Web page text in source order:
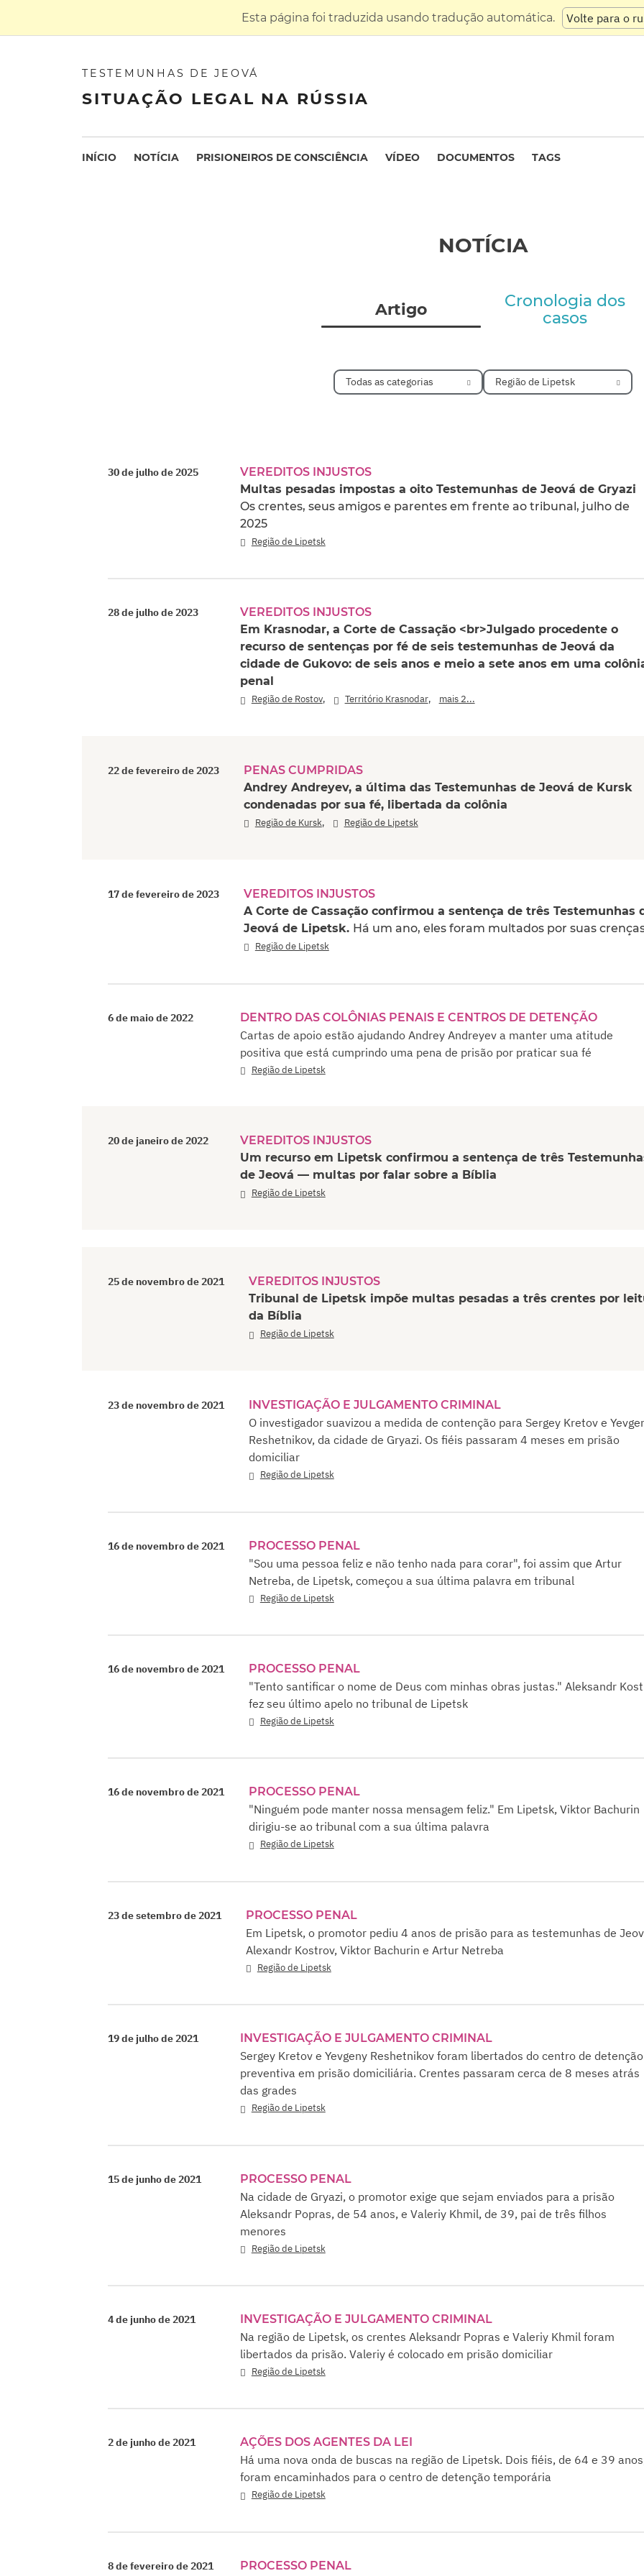
Esta página foi traduzida usando tradução automática. Volte para o
TESTEMUNHAS DE JEOVÁ
SITUAÇÃO LEGAL NA RÚSSIA
INÍCIO NOTÍCIA PRISIONEIROS DE CONSCIÊNCIA VÍDEO DOCUMENTOS TAGS
NOTÍCIA
Artigo
Cronologia dos
casos
Todas as categorias Região de Lipetsk
30 de julho de 2025
VEREDITOS INJUSTOS
Multas pesadas impostas a oito Testemunhas de Jeová de Gryazi
Os crentes, seus amigos e parentes em frente ao tribunal, julho de
2025
Região de Lipetsk
28 de julho de 2023
VEREDITOS INJUSTOS
Em Krasnodar, a Corte de Cassação <br>Julgado procedente o
recurso de sentenças por fé de seis testemunhas de Jeová da
cidade de Gukovo: de seis anos e meio a sete anos em uma
penal
Região de Rostov, Território Krasnodar, mais 2...
22 de fevereiro de 2023
PENAS CUMPRIDAS
Andrey Andreyev, a última das Testemunhas de Jeová de Kursk
condenadas por sua fé, libertada da colônia
Região de Kursk, Região de Lipetsk
17 de fevereiro de 2023
VEREDITOS INJUSTOS
A Corte de Cassação confirmou a sentença de três Testemunhas
Jeová de Lipetsk. Há um ano, eles foram multados por suas
Região de Lipetsk
6 de maio de 2022 DENTRO DAS COLÔNIAS PENAIS E CENTROS DE DETENÇÃO
Cartas de apoio estão ajudando Andrey Andreyev a manter uma atitude
positiva que está cumprindo uma pena de prisão por praticar sua fé
Região de Lipetsk
20 de janeiro de 2022
VEREDITOS INJUSTOS
Um recurso em Lipetsk confirmou a sentença de três
de Jeová — multas por falar sobre a Bíblia
Região de Lipetsk
25 de novembro de 2021
VEREDITOS INJUSTOS
Tribunal de Lipetsk impõe multas pesadas a três crentes por
da Bíblia
Região de Lipetsk
23 de novembro de 2021 INVESTIGAÇÃO E JULGAMENTO CRIMINAL
O investigador suavizou a medida de contenção para Sergey Kretov e
Reshetnikov, da cidade de Gryazi. Os fiéis passaram 4 meses em prisão
domiciliar
Região de Lipetsk
16 de novembro de 2021 PROCESSO PENAL
"Sou uma pessoa feliz e não tenho nada para corar", foi assim que Artur
Netreba, de Lipetsk, começou a sua última palavra em tribunal
Região de Lipetsk
16 de novembro de 2021 PROCESSO PENAL
"Tento santificar o nome de Deus com minhas obras justas." Aleksandr
fez seu último apelo no tribunal de Lipetsk
Região de Lipetsk
16 de novembro de 2021 PROCESSO PENAL
"Ninguém pode manter nossa mensagem feliz." Em Lipetsk, Viktor Bachurin
dirigiu-se ao tribunal com a sua última palavra
Região de Lipetsk
23 de setembro de 2021 PROCESSO PENAL
Em Lipetsk, o promotor pediu 4 anos de prisão para as testemunhas de
Alexandr Kostrov, Viktor Bachurin e Artur Netreba
Região de Lipetsk
19 de julho de 2021 INVESTIGAÇÃO E JULGAMENTO CRIMINAL
Sergey Kretov e Yevgeny Reshetnikov foram libertados do centro de detenção
preventiva em prisão domiciliária. Crentes passaram cerca de 8 meses atrás
das grades
Região de Lipetsk
15 de junho de 2021 PROCESSO PENAL
Na cidade de Gryazi, o promotor exige que sejam enviados para a prisão
Aleksandr Popras, de 54 anos, e Valeriy Khmil, de 39, pai de três filhos
menores
Região de Lipetsk
4 de junho de 2021 INVESTIGAÇÃO E JULGAMENTO CRIMINAL
Na região de Lipetsk, os crentes Aleksandr Popras e Valeriy Khmil foram
libertados da prisão. Valeriy é colocado em prisão domiciliar
Região de Lipetsk
2 de junho de 2021 AÇÕES DOS AGENTES DA LEI
Há uma nova onda de buscas na região de Lipetsk. Dois fiéis, de 64 e 39
foram encaminhados para o centro de detenção temporária
Região de Lipetsk
8 de fevereiro de 2021 PROCESSO PENAL